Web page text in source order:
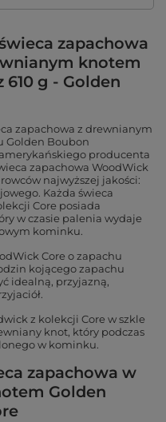
zapachowa
knotem
610 g - Golden
zapachowa z drewnianym
Golden Boubon
producenta
zapachowa WoodWick
najwyższej jakości:
Każda świeca
Core posiada
w czasie palenia wydaje
kominku.
Core o zapachu
kojącego zapachu
idealną, przyjazną,
z kolekcji Core w szkle
knot, który podczas
w kominku.
zapachowa w
Golden